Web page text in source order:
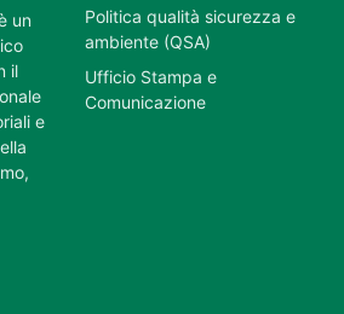
un
il
e
Politica qualità sicurezza e
ambiente (QSA)
Ufficio Stampa e
Comunicazione